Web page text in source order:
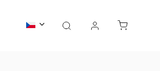
Kontakty B2B spolupráce